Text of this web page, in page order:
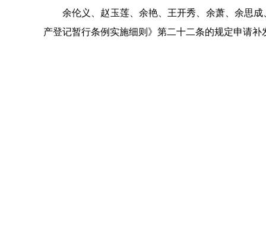
余伦义、赵玉莲、余艳、王开秀、余萧、余思
产登记暂行条例实施细则》第二十二条的规定申请